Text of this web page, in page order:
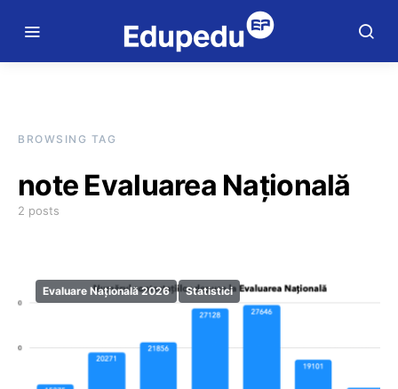
BROWSING TAG
note Evaluarea Națională
2 posts
Evaluare Națională 2026 Statistici